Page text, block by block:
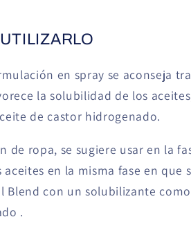
en spray se aconseja
la solubilidad de los
de castor hidrogenado.
de ropa, se sugiere usar en la
aceites en la misma fase en que
Blend con un solubilizante
.